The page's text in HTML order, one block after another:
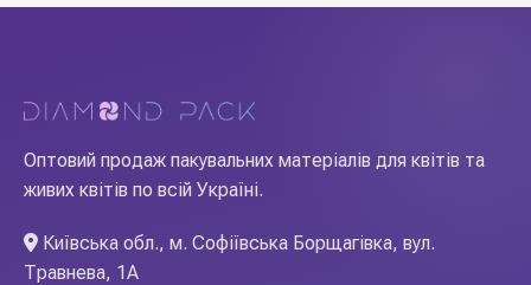
Оптовий продаж пакувальних матеріалів для квітів та
живих квітів по всій Україні.
Київська обл., м. Софіївська Борщагівка, вул.
Травнева, 1А